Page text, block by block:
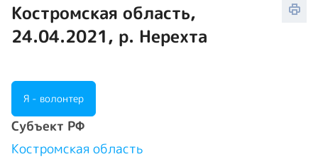
Костромская область,
24.04.2021, р. Нерехта
Я - волонтер
Cубъект РФ
Костромская область